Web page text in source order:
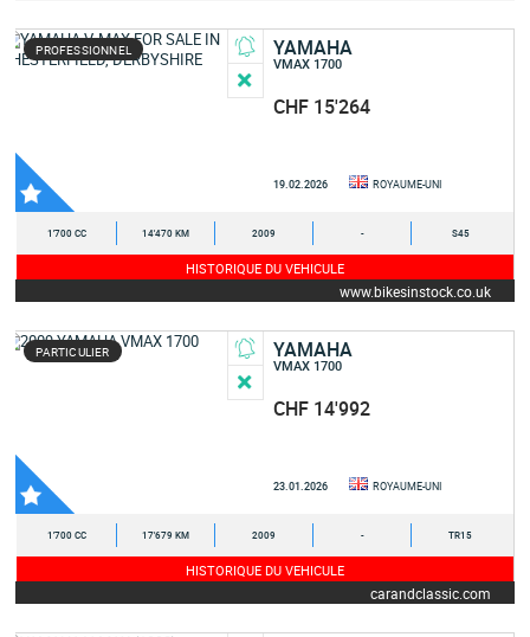
PROFESSIONNEL YAMAHA
VMAX 1700
CHF 15'264
19.02.2026 ROYAUME-UNI
1'700 CC 14'470 KM 2009 - S45
HISTORIQUE DU VEHICULE
www.bikesinstock.co.uk
PARTICULIER YAMAHA
VMAX 1700
CHF 14'992
23.01.2026 ROYAUME-UNI
1'700 CC 17'679 KM 2009 - TR15
HISTORIQUE DU VEHICULE
carandclassic.com